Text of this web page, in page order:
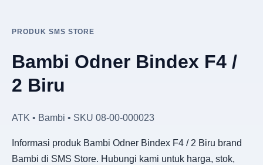
PRODUK SMS STORE
Bambi Odner Bindex F4 /
2 Biru
ATK • Bambi • SKU 08-00-000023
Informasi produk Bambi Odner Bindex F4 / 2 Biru brand
Bambi di SMS Store. Hubungi kami untuk harga, stok,